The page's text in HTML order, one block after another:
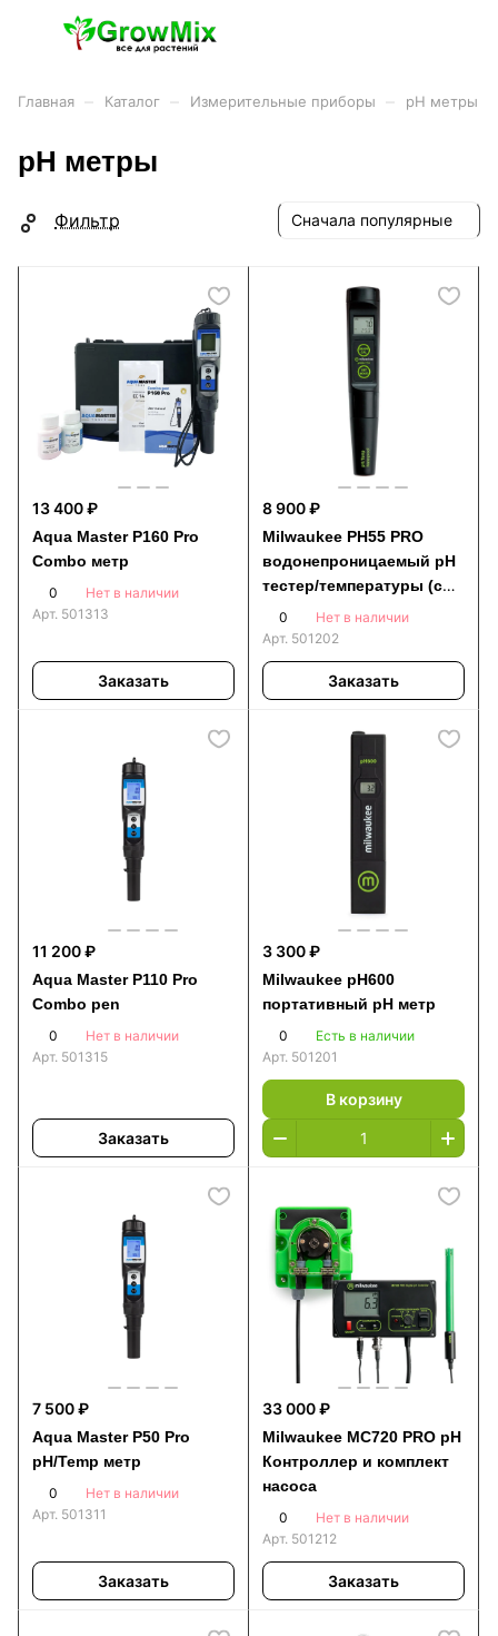
Главная Каталог Измерительные приборы pH метры
pH метры
Фильтр Сначала популярные
13 400 ₽
Aqua Master P160 Pro
Combo метр
0
Нет в наличии
Арт. 501313
Заказать
8 900 ₽
Milwaukee PH55 PRO
водонепроницаемый pH
тестер/температуры (со
сменным зондом)
0
Нет в наличии
Арт. 501202
Заказать
11 200 ₽
Aqua Master P110 Pro
Combo pen
0
Нет в наличии
Арт. 501315
Заказать
3 300 ₽
Milwaukee pH600
портативный pH метр
0
Есть в наличии
Арт. 501201
В корзину
7 500 ₽
Aqua Master P50 Pro
pH/Temp метр
0
Нет в наличии
Арт. 501311
Заказать
33 000 ₽
Milwaukee MC720 PRO pH
Контроллер и комплект
насоса
0
Нет в наличии
Арт. 501212
Заказать